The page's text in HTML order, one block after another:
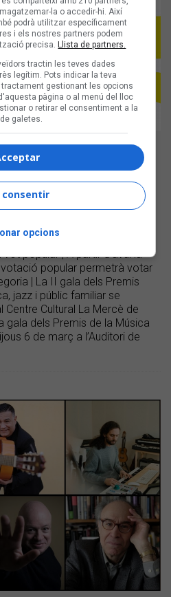
Grasses són
dels
2025 per votació
amb 5 nominacions, a més
Mushka, amb 2 nominacions,
popular | A partir d’avui la
popular permetrà votar
| La II gala dels Premis
jazz i públic familiar se
Cultural La Mercè de
gala dels Premis de la Música
6 de març a l’Auditori de
la o accedir-hi. Així
podrà utilitzar específicament
i els nostres partners podem
precisa. Llista de partners.
tractin les teves dades
legítim. Pots indicar la teva
gestionant les opcions
pàgina o al menú del lloc
o retirar el consentiment a la
galetes.
consentir
opcions